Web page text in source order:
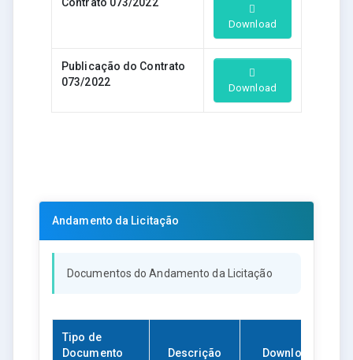
Download
Publicação do Contrato
073/2022
Download
Andamento da Licitação
Documentos do Andamento da Licitação
Tipo de
Documento
Descrição Download